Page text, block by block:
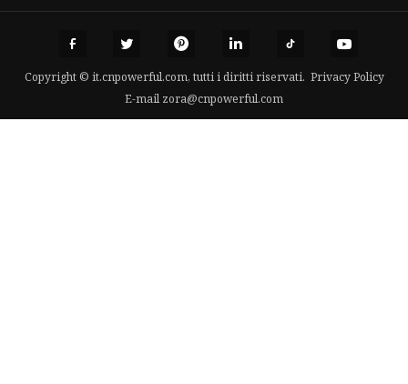
Copyright © it.cnpowerful.com, tutti i diritti riservati. Privacy Policy
E-mail zora@cnpowerful.com